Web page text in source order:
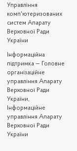
Управління
комп'ютеризованих
систем Апарату
Верховної Ради
України
Iнформаційна
підтримка — Головне
організаційне
управління Апарату
Верховної Ради
України,
Інформаційне
управління Апарату
Верховної Ради
України